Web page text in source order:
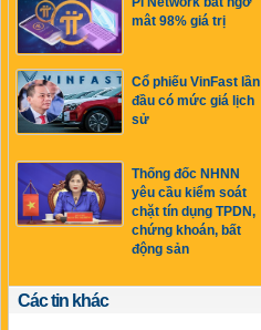
mât 98% giá trị
Cổ phiếu VinFast lần
đầu có mức giá lịch
sử
Thống đốc NHNN
yêu cầu kiểm soát
chặt tín dụng TPDN,
chứng khoán, bất
động sản
Các tin khác